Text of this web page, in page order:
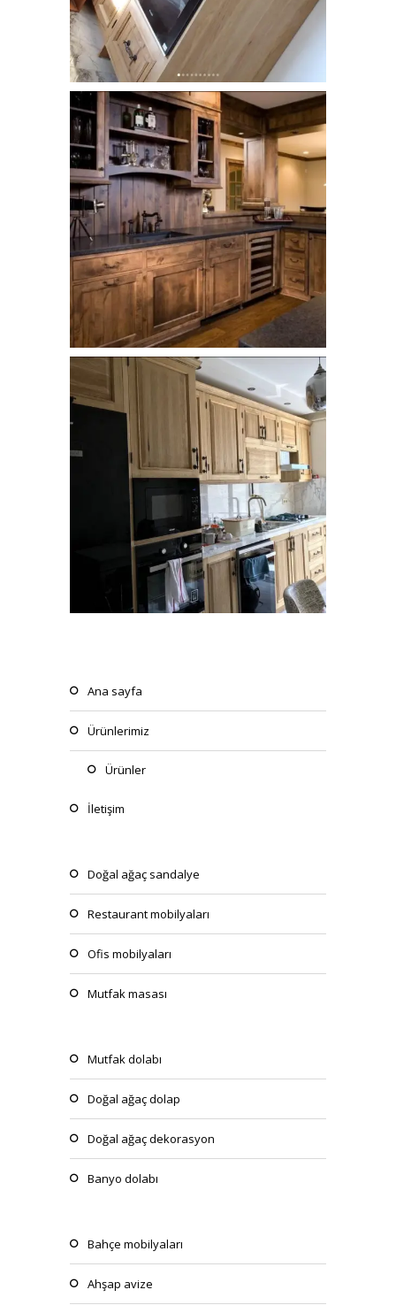
dogal_ahsap_mutfak_dolabi (6)
dogal_ahsap_mutfak_dolabi (7)
dogal_ahsap_mutfak_dolabi (8)
ana sayfa
ürünlerimiz
ürünler
i̇letişim
doğal ağaç sandalye
restaurant mobilyaları
ofis mobilyaları
mutfak masası
mutfak dolabı
doğal ağaç dolap
doğal ağaç dekorasyon
banyo dolabı
bahçe mobilyaları
ahşap avize